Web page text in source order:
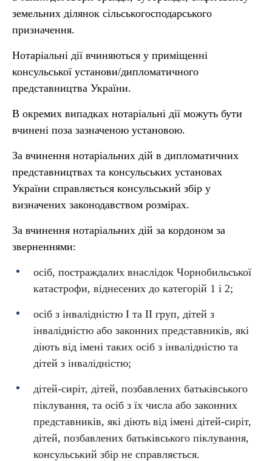
земельних ділянок сільськогосподарського
призначення.
Нотаріальні дії вчиняються у приміщенні
консульської установи/дипломатичного
представництва України.
В окремих випадках нотаріальні дії можуть бути
вчинені поза зазначеною установою.
За вчинення нотаріальних дій в дипломатичних
представництвах та консульських установах
України справляється консульський збір у
визначених законодавством розмірах.
За вчинення нотаріальних дій за кордоном за
зверненнями:
осіб, постраждалих внаслідок Чорнобильської
катастрофи, віднесених до категорій 1 і 2;
осіб з інвалідністю I та II груп, дітей з
інвалідністю або законних представників, які
діють від імені таких осіб з інвалідністю та
дітей з інвалідністю;
дітей-сиріт, дітей, позбавлених батьківського
піклування, та осіб з їх числа або законних
представників, які діють від імені дітей-сиріт,
дітей, позбавлених батьківського піклування,
консульський збір не справляється.